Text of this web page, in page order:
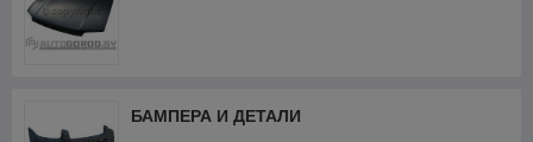
БАМПЕРА И ДЕТАЛИ